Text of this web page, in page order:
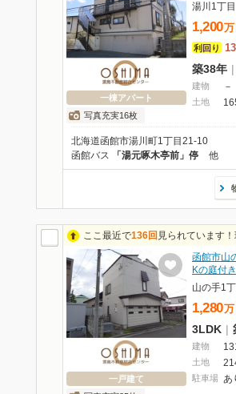
一棟アパート
写真充実16枚
湯川1丁
1,200万
利回り
築38年 |
建物 －
土地
北海道函館市湯川町1丁目21-10
函館バス 「湯元啄木亭前」停 他
ここ最近で136回 見られています
一戸建て
函館市山
Kの庭付
山の手1
1,280万
3LDK |
建物
土地
駐車場 あ